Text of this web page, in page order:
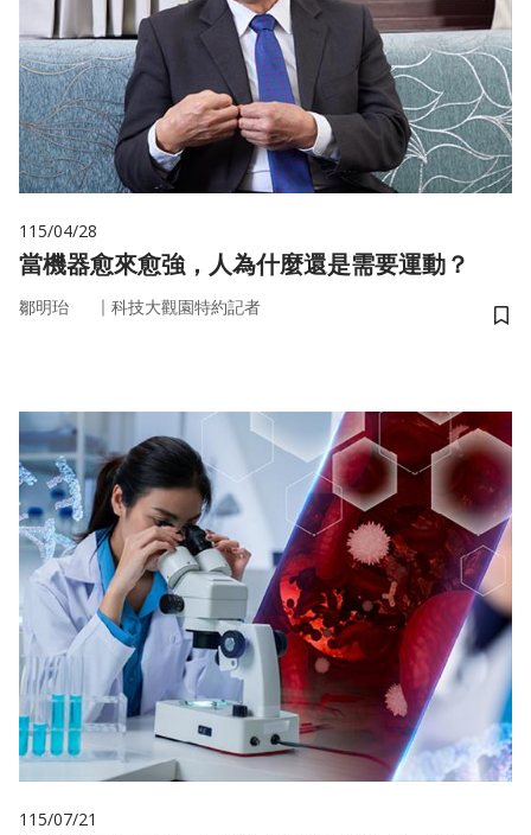
115/04/28
當機器愈來愈強，人為什麼還是需要運動？
鄒明珆 ｜ 科技大觀園特約記者
儲
115/07/21